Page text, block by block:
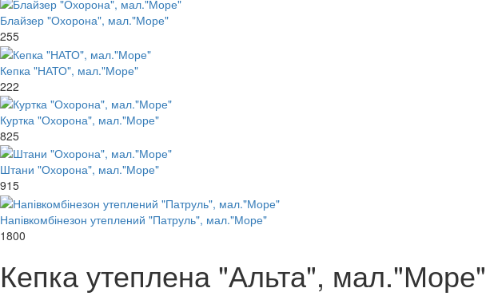
Блайзер "Охорона", мал."Море"
255
Кепка "НАТО", мал."Море"
222
Куртка "Охорона", мал."Море"
825
Штани "Охорона", мал."Море"
915
Напівкомбінезон утеплений "Патруль", мал."Море"
1800
Кепка утеплена "Альта", мал."Море"